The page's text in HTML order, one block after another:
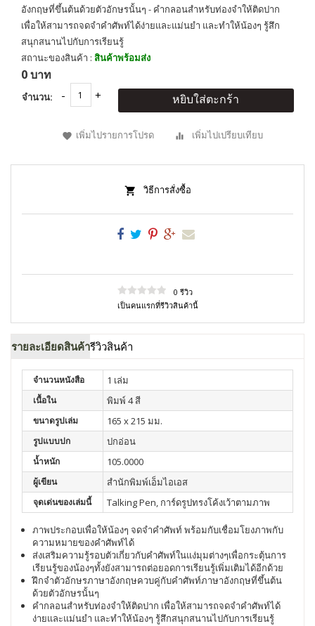
อังกฤษที่ขึ้นต้นด้วยตัวอักษรนั้นๆ - คำกลอนสำหรับท่องจำให้ติดปาก
เพื่อให้สามารถจดจำคำศัพท์ได้ง่ายและแม่นยำ และทำให้น้องๆ รู้สึก
สนุกสนานไปกับการเรียนรู้
สถานะของสินค้า : สินค้าพร้อมส่ง
0 บาท
จำนวน: หยิบใส่ตะกร้า
เพิ่มไปรายการโปรด เพิ่มไปเปรียบเทียบ
วิธีการสั่งซื้อ
0 รีวิว
เป็นคนแรกที่รีวิวสินค้านี้
รายละเอียดสินค้ารีวิวสินค้า
จำนวนหนังสือ 1 เล่ม
เนื้อใน พิมพ์ 4 สี
ขนาดรูปเล่ม 165 x 215 มม.
รูปแบบปก ปกอ่อน
น้ำหนัก 105.0000
ผู้เขียน สำนักพิมพ์เอ็มไอเอส
จุดเด่นของเล่มนี้ Talking Pen, การ์ดรูปทรงโค้งเว้าตามภาพ
ภาพประกอบเพื่อให้น้องๆ จดจำคำศัพท์ พร้อมกับเชื่อมโยงภาพกับ
ความหมายของคำศัพท์ได้
ส่งเสริมความรู้รอบตัวเกี่ยวกับคำศัพท์ในแง่มุมต่างๆเพื่อกระตุ้นการ
เรียนรู้ของน้องๆทั้งยังสามารถต่อยอดการเรียนรู้เพิ่มเติมได้อีกด้วย
ฝึกจำตัวอักษรภาษาอังกฤษควบคู่กับคำศัพท์ภาษาอังกฤษที่ขึ้นต้น
ด้วยตัวอักษรนั้นๆ
คำกลอนสำหรับท่องจำให้ติดปาก เพื่อให้สามารถจดจำคำศัพท์ได้
ง่ายและแม่นยำ และทำให้น้องๆ รู้สึกสนุกสนานไปกับการเรียนรู้